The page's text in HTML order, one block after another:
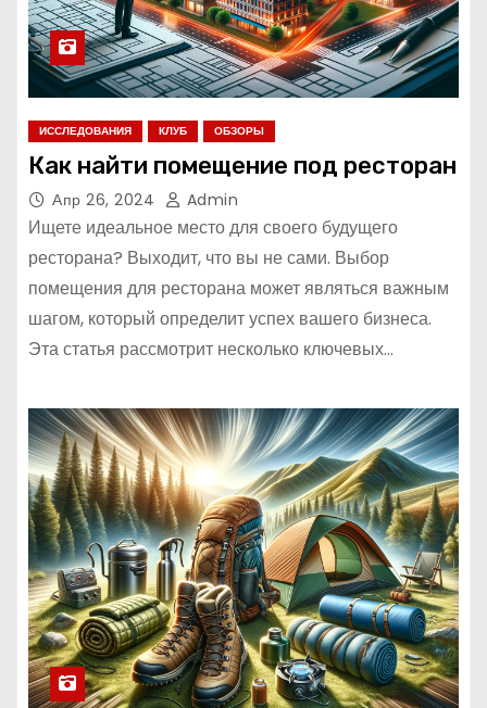
ИССЛЕДОВАНИЯ КЛУБ ОБЗОРЫ
Как найти помещение под ресторан
Апр 26, 2024 Admin
Ищете идеальное место для своего будущего
ресторана? Выходит, что вы не сами. Выбор
помещения для ресторана может являться важным
шагом, который определит успех вашего бизнеса.
Эта статья рассмотрит несколько ключевых…